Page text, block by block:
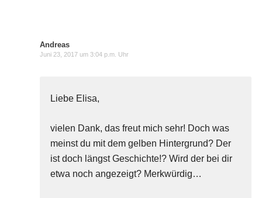
Andreas
Juni 23, 2017 um 3:04 p.m. Uhr
Liebe Elisa,
vielen Dank, das freut mich sehr! Doch was
meinst du mit dem gelben Hintergrund? Der
ist doch längst Geschichte!? Wird der bei dir
etwa noch angezeigt? Merkwürdig…